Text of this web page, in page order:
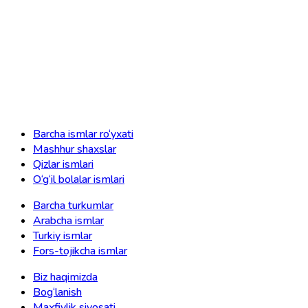
Barcha ismlar ro‘yxati
Mashhur shaxslar
Qizlar ismlari
O‘g‘il bolalar ismlari
Barcha turkumlar
Arabcha ismlar
Turkiy ismlar
Fors-tojikcha ismlar
Biz haqimizda
Bog‘lanish